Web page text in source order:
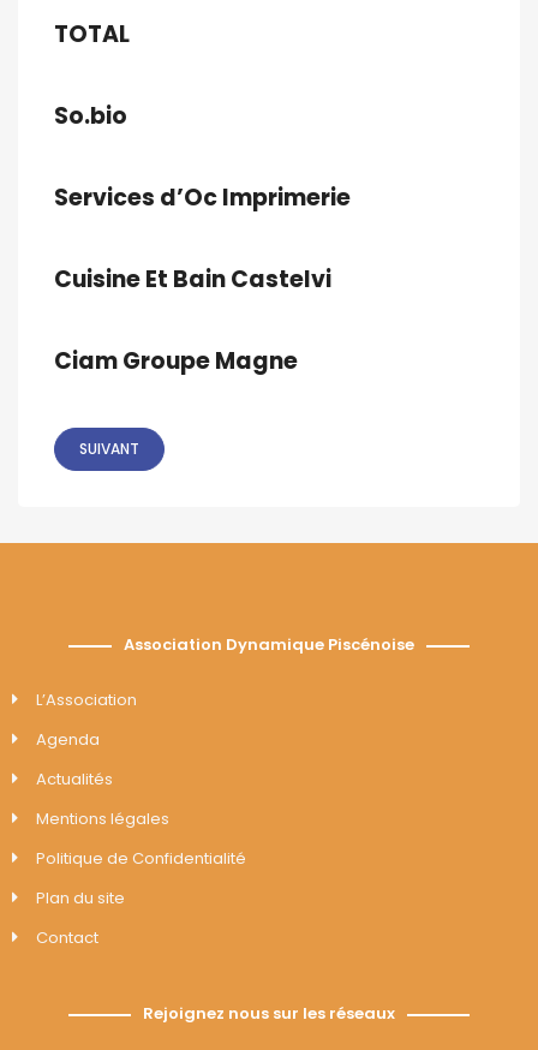
TOTAL
So.bio
Services d’Oc Imprimerie
Cuisine Et Bain Castelvi
Ciam Groupe Magne
SUIVANT
Association Dynamique Piscénoise
L’Association
Agenda
Actualités
Mentions légales
Politique de Confidentialité
Plan du site
Contact
Rejoignez nous sur les réseaux